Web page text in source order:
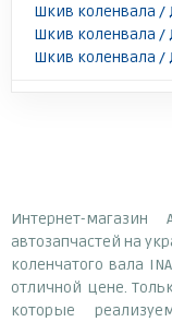
Шкив коленвала /
Шкив коленвала /
Шкив коленвала /
Интернет-
автозапчастей на
коленчатого вала
отличной цене.
которые